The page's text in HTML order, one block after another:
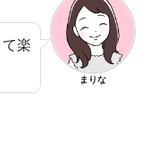
楽
まりな